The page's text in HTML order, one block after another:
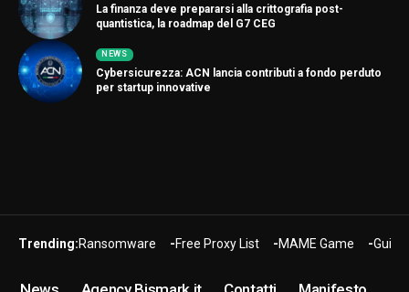
La finanza deve prepararsi alla crittografia post-
quantistica, la roadmap del G7 CEG
NEWS
Cybersicurezza: ACN lancia contributi a fondo perduto
per startup innovative
Trending:Ransomware Free Proxy List MAME Game Guide